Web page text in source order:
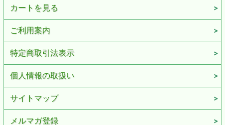
カートを見る
ご利用案内
特定商取引法表示
個人情報の取扱い
サイトマップ
メルマガ登録